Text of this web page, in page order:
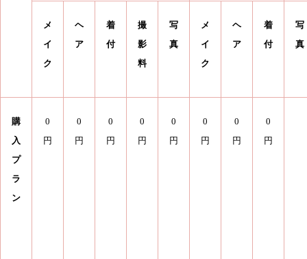
メ
イ
ク
ヘ
ア
着
付
撮
影
料
写
真
メ
イ
ク
ヘ
ア
着
付
写
真
購
入
プ
ラ
ン
0
円
0
円
0
円
0
円
0
円
0
円
0
円
0
円